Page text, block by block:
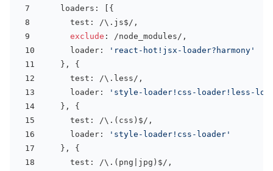
    loaders: [{
      test:
/\.js$/ ,
exclude : /node_modules/ ,
      loader:
'react-hot!jsx-loader?harmony'
    }, {
      test:
/\.less/ ,
      loader:
'style-loader!css-loader!less-
    }, {
      test:
/\.(css)$/ ,
      loader:
'style-loader!css-loader'
    }, {
      test:
/\.(png|jpg)$/ ,